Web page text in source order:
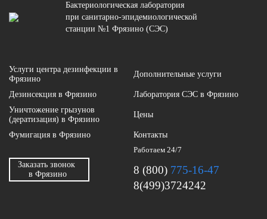
Бактериологическая лаборатория
при санитарно-эпидемиологической
станции №1 Фрязино (СЭС)
Услуги центра дезинфекции в
Фрязино
Дополнительные услуги
Дезинсекция в Фрязино
Лаборатория СЭС в Фрязино
Уничтожение грызунов
(дератизация) в Фрязино
Цены
Фумигация в Фрязино Контакты
Заказать звонок
в Фрязино
Работаем 24/7
8 (800) 775-16-47
8(499)3724242